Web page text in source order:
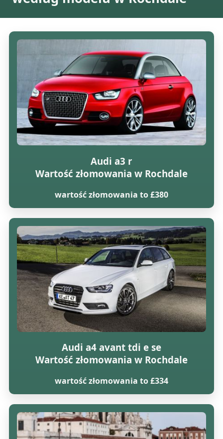
Audi a3 r
Wartość złomowania w Rochdale
wartość złomowania to £380
Audi a4 avant tdi e se
Wartość złomowania w Rochdale
wartość złomowania to £334